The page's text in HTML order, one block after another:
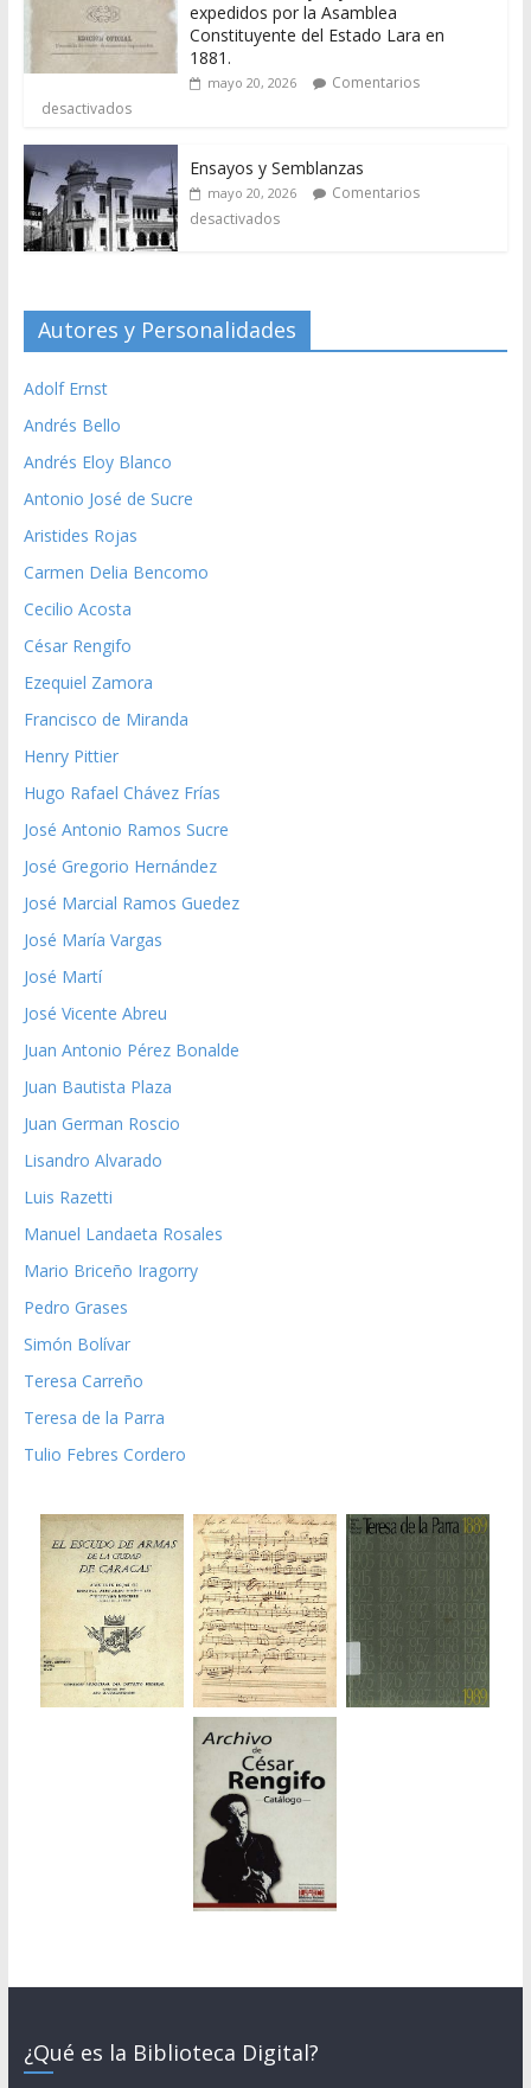
expedidos por la Asamblea
Constituyente del Estado Lara en
1881.
mayo 20, 2026
Comentarios
desactivados
Ensayos y Semblanzas
mayo 20, 2026
Comentarios
desactivados
Autores y Personalidades
Adolf Ernst
Andrés Bello
Andrés Eloy Blanco
Antonio José de Sucre
Aristides Rojas
Carmen Delia Bencomo
Cecilio Acosta
César Rengifo
Ezequiel Zamora
Francisco de Miranda
Henry Pittier
Hugo Rafael Chávez Frías
José Antonio Ramos Sucre
José Gregorio Hernández
José Marcial Ramos Guedez
José María Vargas
José Martí
José Vicente Abreu
Juan Antonio Pérez Bonalde
Juan Bautista Plaza
Juan German Roscio
Lisandro Alvarado
Luis Razetti
Manuel Landaeta Rosales
Mario Briceño Iragorry
Pedro Grases
Simón Bolívar
Teresa Carreño
Teresa de la Parra
Tulio Febres Cordero
¿Qué es la Biblioteca Digital?